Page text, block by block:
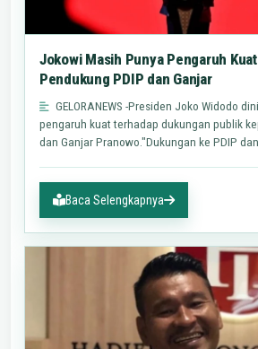
Jokowi Masih Punya Pengaruh
Pendukung PDIP dan Ganjar
GELORANEWS -Presiden Joko Widodo
pengaruh kuat terhadap dukungan publik
dan Ganjar Pranowo."Dukungan ke PDIP
Baca Selengkapnya